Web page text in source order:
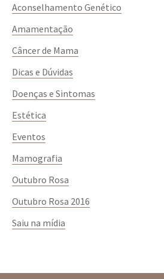
Aconselhamento Genético
Amamentação
Câncer de Mama
Dicas e Dúvidas
Doenças e Sintomas
Estética
Eventos
Mamografia
Outubro Rosa
Outubro Rosa 2016
Saiu na mídia